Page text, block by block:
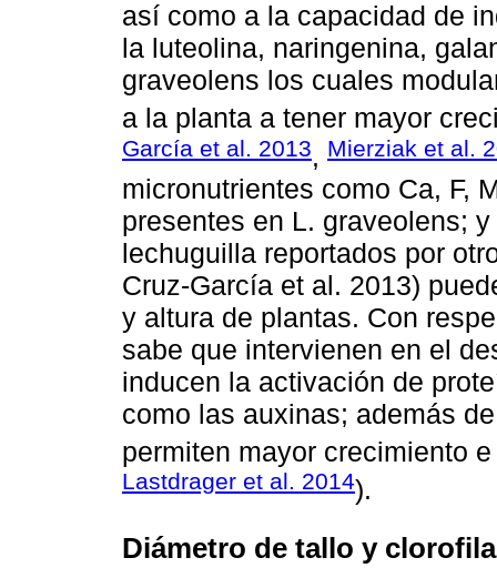
así como a la capacidad de
la luteolina, naringenina,
graveolens los cuales
a la planta a tener mayor
García et al. 2013, Mierziak et al.
micronutrientes como Ca, F,
presentes en L. graveolens;
lechuguilla reportados por
Cruz-García et al. 2013)
y altura de plantas. Con
sabe que intervienen en el
inducen la activación de
como las auxinas; además
permiten mayor crecimiento
Lastdrager et al. 2014).
Diámetro de tallo y